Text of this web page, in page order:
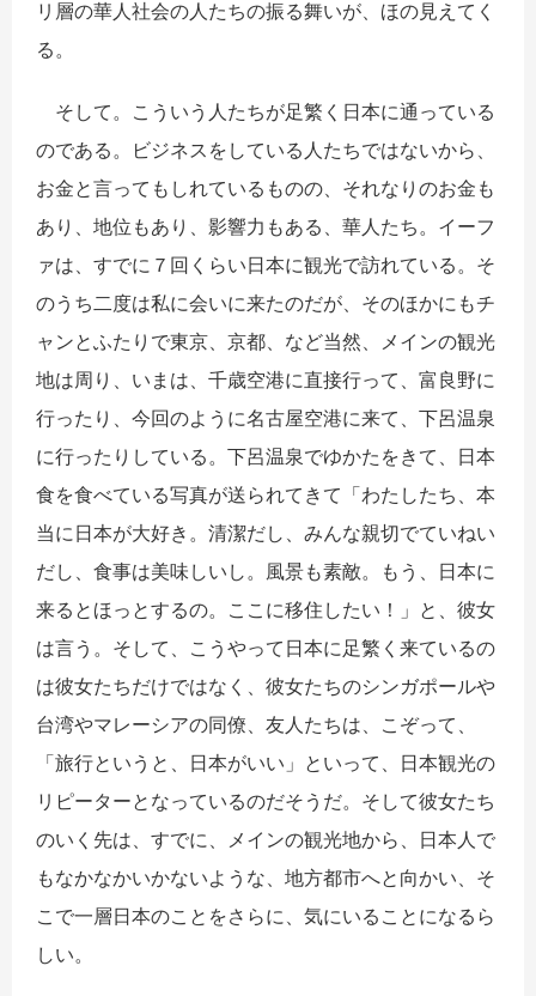
リ層の華人社会の人たちの振る舞いが、ほの見えてく
る。
そして。こういう人たちが足繁く日本に通っている
のである。ビジネスをしている人たちではないから、
お金と言ってもしれているものの、それなりのお金も
あり、地位もあり、影響力もある、華人たち。イーフ
ァは、すでに７回くらい日本に観光で訪れている。そ
のうち二度は私に会いに来たのだが、そのほかにもチ
ャンとふたりで東京、京都、など当然、メインの観光
地は周り、いまは、千歳空港に直接行って、富良野に
行ったり、今回のように名古屋空港に来て、下呂温泉
に行ったりしている。下呂温泉でゆかたをきて、日本
食を食べている写真が送られてきて「わたしたち、本
当に日本が大好き。清潔だし、みんな親切でていねい
だし、食事は美味しいし。風景も素敵。もう、日本に
来るとほっとするの。ここに移住したい！」と、彼女
は言う。そして、こうやって日本に足繁く来ているの
は彼女たちだけではなく、彼女たちのシンガポールや
台湾やマレーシアの同僚、友人たちは、こぞって、
「旅行というと、日本がいい」といって、日本観光の
リピーターとなっているのだそうだ。そして彼女たち
のいく先は、すでに、メインの観光地から、日本人で
もなかなかいかないような、地方都市へと向かい、そ
こで一層日本のことをさらに、気にいることになるら
しい。